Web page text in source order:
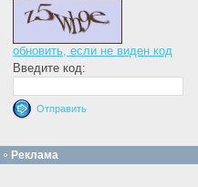
обновить, если не виден код
Введите код:
Реклама